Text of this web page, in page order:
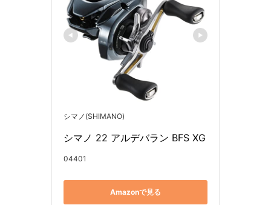
シマノ(SHIMANO)
シマノ 22 アルデバラン BFS XG
04401
Amazonで見る